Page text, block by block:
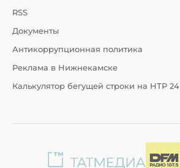
RSS
Документы
Антикоррупционная политика
Реклама в Нижнекамске
Калькулятор бегущей строки на НТР 24